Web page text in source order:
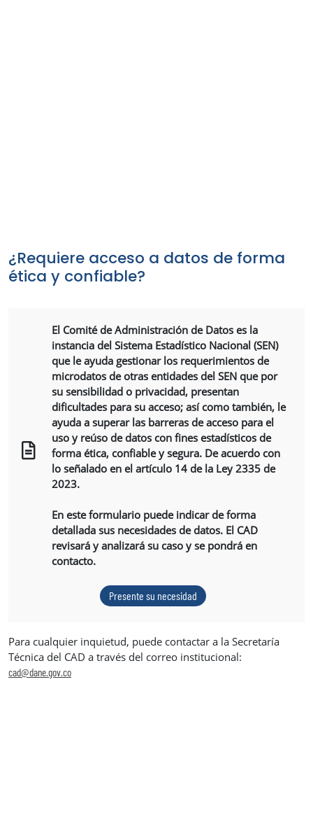
¿Requiere acceso a datos de forma
ética y confiable?
El Comité de Administración de Datos es la
instancia del Sistema Estadístico Nacional (SEN)
que le ayuda gestionar los requerimientos de
microdatos de otras entidades del SEN que por
su sensibilidad o privacidad, presentan
dificultades para su acceso; así como también, le
ayuda a superar las barreras de acceso para el
uso y reúso de datos con fines estadísticos de
forma ética, confiable y segura. De acuerdo con
lo señalado en el artículo 14 de la Ley 2335 de
2023.
En este formulario puede indicar de forma
detallada sus necesidades de datos. El CAD
revisará y analizará su caso y se pondrá en
contacto.
Presente su necesidad
Para cualquier inquietud, puede contactar a la Secretaría
Técnica del CAD a través del correo institucional:
cad@dane.gov.co